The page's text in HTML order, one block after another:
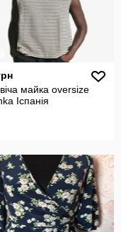
майка oversize
Іспанія